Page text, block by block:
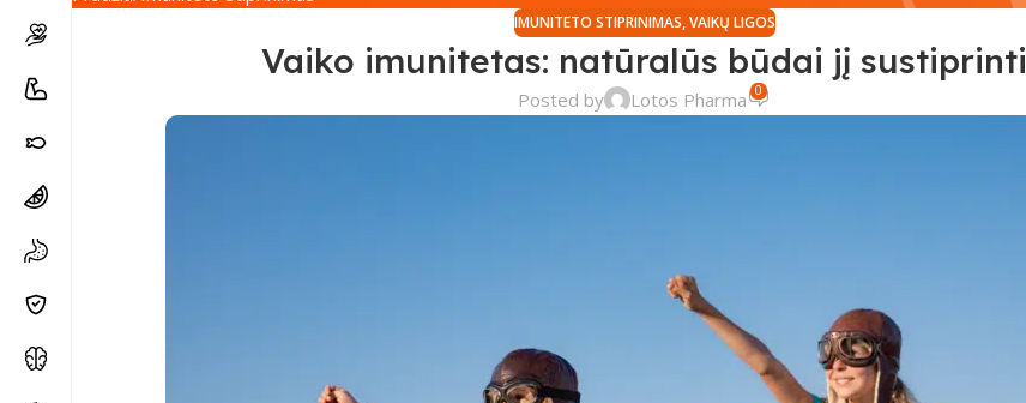
IMUNITETO STIPRINIMAS,VAIKŲ LIGOS
Vaiko imunitetas: natūralūs būdai jį sustiprinti
Posted by Lotos Pharma 0